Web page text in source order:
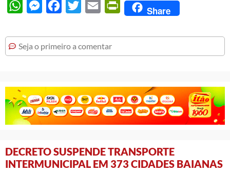
WhatsAppMessengerFacebook
Twitter Email PrintFriendly
Share
Seja o primeiro a comentar
DECRETO SUSPENDE TRANSPORTE
INTERMUNICIPAL EM 373 CIDADES BAIANAS